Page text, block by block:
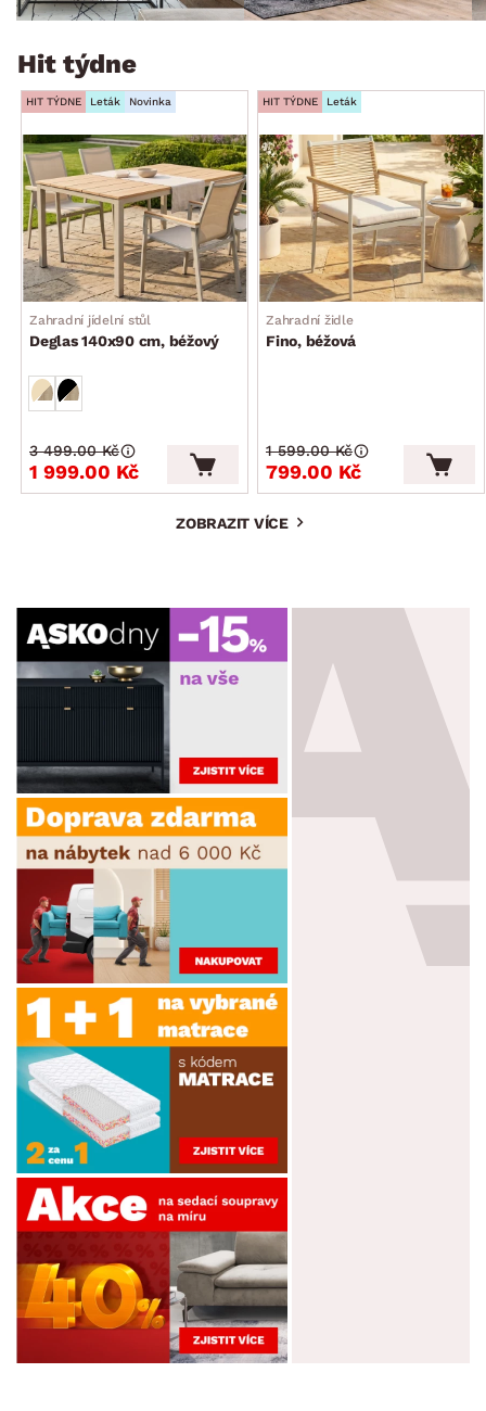
Hit týdne
HIT TÝDNE Leták Novinka
Zahradní jídelní stůl
Deglas 140x90 cm, béžový
1 999.00 Kč
3 499.00 Kč
HIT TÝDNE Leták
Zahradní židle
Fino, béžová
799.00 Kč
1 599.00 Kč
ZOBRAZIT VÍCE